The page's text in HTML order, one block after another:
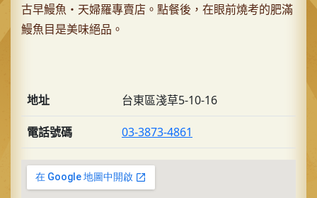
古早鰻魚・天婦羅專賣店。點餐後，在眼前燒考的肥滿
鰻魚目是美味絕品。
地址 台東區淺草5-10-16
電話號碼 03-3873-4861